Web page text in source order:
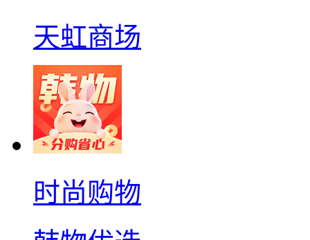
天虹商场
时尚购物